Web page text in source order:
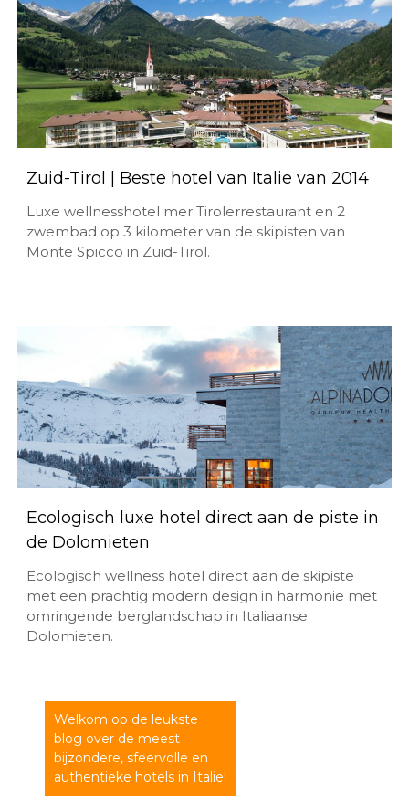
Zuid-Tirol | Beste hotel van Italie van 2014
Luxe wellnesshotel mer Tirolerrestaurant en 2
zwembad op 3 kilometer van de skipisten van
Monte Spicco in Zuid-Tirol.
Ecologisch luxe hotel direct aan de piste in
de Dolomieten
Ecologisch wellness hotel direct aan de skipiste
met een prachtig modern design in harmonie met
omringende berglandschap in Italiaanse
Dolomieten.
Welkom op de leukste
blog over de meest
bijzondere, sfeervolle en
authentieke hotels in Italie!